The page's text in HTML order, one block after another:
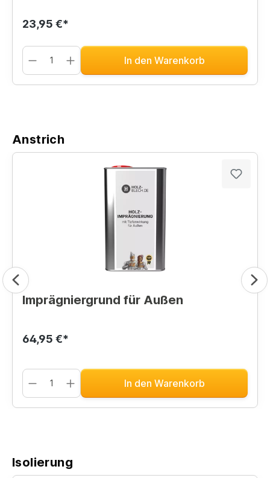
23,95 €*
In den Warenkorb
Anstrich
Imprägniergrund für Außen
64,95 €*
In den Warenkorb
Isolierung